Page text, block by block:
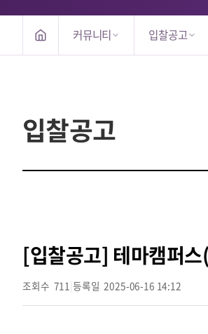
커뮤니티 입찰공고
입찰공고
[입찰공고] 테마캠퍼
조회수 711 등록일 2025-06-16 14:12